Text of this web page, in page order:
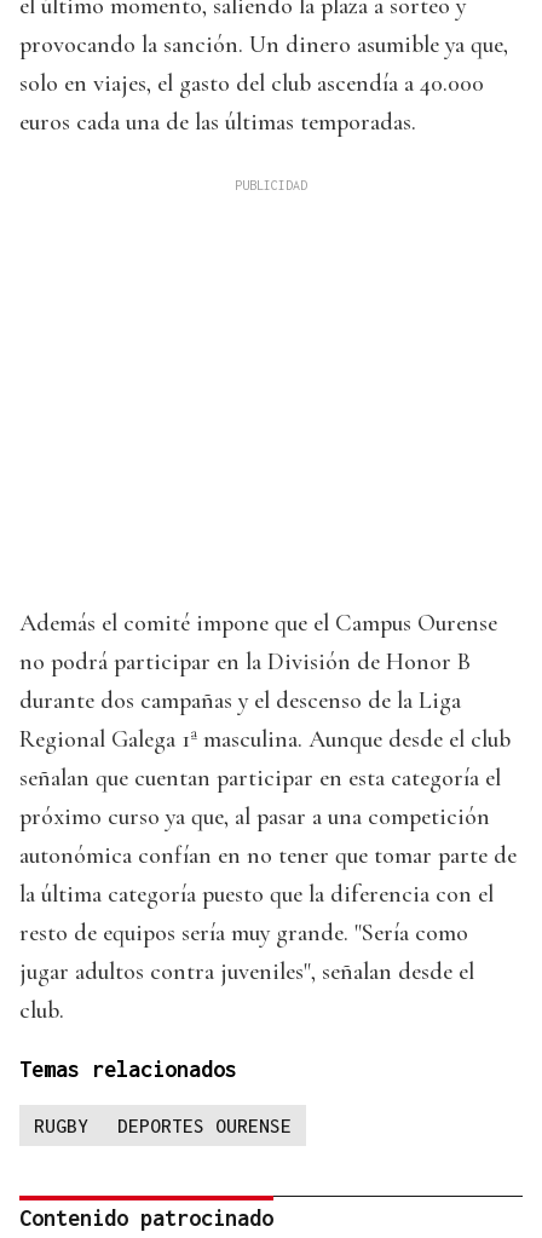
el último momento, saliendo la plaza a sorteo y
provocando la sanción. Un dinero asumible ya que,
solo en viajes, el gasto del club ascendía a 40.000
euros cada una de las últimas temporadas.
Además el comité impone que el Campus Ourense
no podrá participar en la División de Honor B
durante dos campañas y el descenso de la Liga
Regional Galega 1ª masculina. Aunque desde el club
señalan que cuentan participar en esta categoría el
próximo curso ya que, al pasar a una competición
autonómica confían en no tener que tomar parte de
la última categoría puesto que la diferencia con el
resto de equipos sería muy grande. "Sería como
jugar adultos contra juveniles", señalan desde el
club.
Temas relacionados
RUGBY DEPORTES OURENSE
Contenido patrocinado